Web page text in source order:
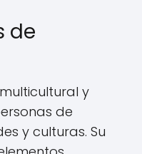
de
y
de
y culturas. Su